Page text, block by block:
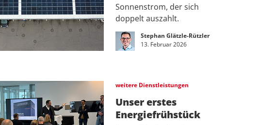
Sonnenstrom, der sich
doppelt auszahlt.
Stephan Glätzle-Rützler
13. Februar 2026
weitere Dienstleistungen
Unser erstes
Energiefrühstück